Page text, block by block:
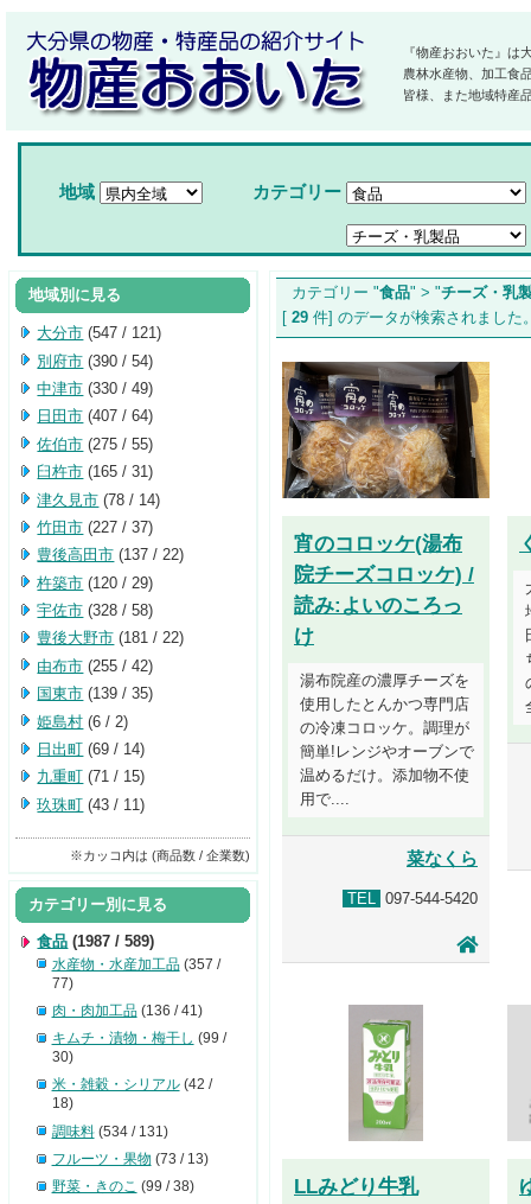
『物産おおいた』は
農林水産物、加工食
皆様、また地域特産
地域 カテゴリー
カテゴリー "食品" > "チーズ・乳
[ 29 件] のデータが検索されま
宵のコロッケ(湯布
院チーズコロッケ) /
読み:よいのころっ
け
湯布院産の濃厚チーズを
使用したとんかつ専門店
の冷凍コロッケ。調理が
簡単!レンジやオーブンで
温めるだけ。添加物不使
用で....
菜なくら
TEL 097-544-5420
LLみどり牛乳
地域別に見る
大分市 (547 / 121)
別府市 (390 / 54)
中津市 (330 / 49)
日田市 (407 / 64)
佐伯市 (275 / 55)
臼杵市 (165 / 31)
津久見市 (78 / 14)
竹田市 (227 / 37)
豊後高田市 (137 / 22)
杵築市 (120 / 29)
宇佐市 (328 / 58)
豊後大野市 (181 / 22)
由布市 (255 / 42)
国東市 (139 / 35)
姫島村 (6 / 2)
日出町 (69 / 14)
九重町 (71 / 15)
玖珠町 (43 / 11)
※カッコ内は (商品数 / 企業数)
カテゴリー別に見る
食品 (1987 / 589)
水産物・水産加工品(357 /
77)
肉・肉加工品(136 / 41)
キムチ・漬物・梅干し (99 /
30)
米・雑穀・シリアル(42 /
18)
調味料(534 / 131)
フルーツ・果物 (73 / 13)
野菜・きのこ (99 / 38)